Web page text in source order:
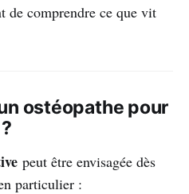
de comprendre ce que vit
ostéopathe pour
peut être envisagée dès
particulier :